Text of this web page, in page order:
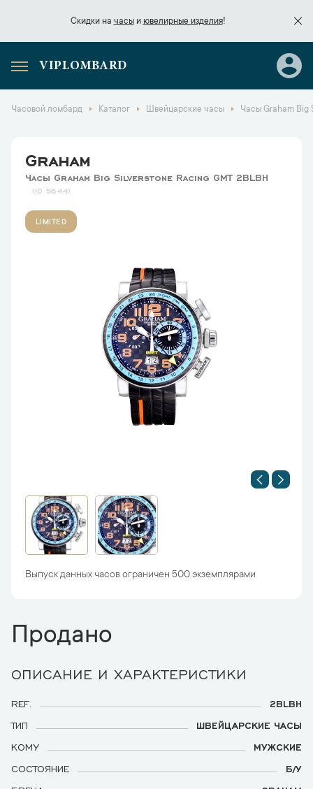
Скидки на часыи ювелирные изделия!
Скидки начасы
VIPLOMBARD
Часовой ломбард Каталог Швейцарские часы Часы Graham Big
Graham
Часы Graham Big Silverstone Racing GMT 2BLBH
5644
LIMITED
Выпуск данных часов ограничен 500 экземплярами
Продано
ОПИСАНИЕ И ХАРАКТЕРИСТИКИ
REF.
2BLBH
ТИП
ШВЕЙЦАРСКИЕ ЧАСЫ
КОМУ
МУЖСКИЕ
СОСТОЯНИЕ
Б/У